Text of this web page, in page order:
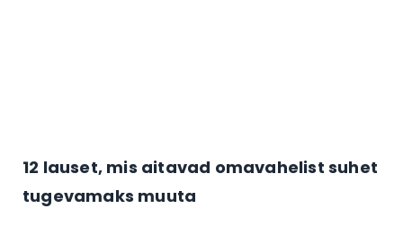
12 lauset, mis aitavad omavahelist suhet
tugevamaks muuta